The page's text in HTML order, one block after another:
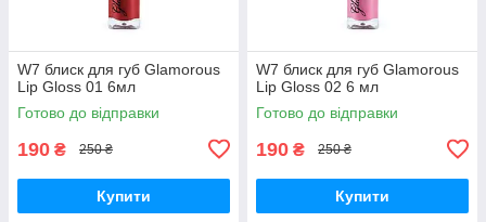
W7 блиск для губ Glamorous
Lip Gloss 01 6мл
Готово до відправки
190 ₴ 250 ₴
Купити
W7 блиск для губ Glamorous
Lip Gloss 02 6 мл
Готово до відправки
190 ₴ 250 ₴
Купити